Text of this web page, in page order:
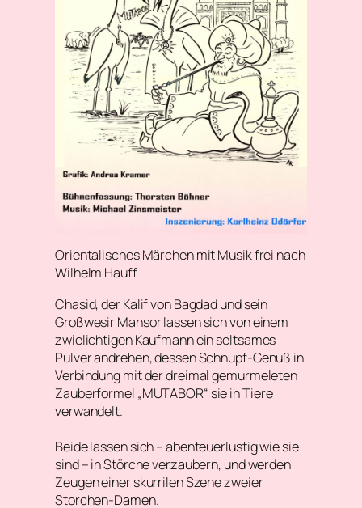
Orientalisches Märchen mit Musik frei nach
Wilhelm Hauff
Chasid, der Kalif von Bagdad und sein
Großwesir Mansor lassen sich von einem
zwielichtigen Kaufmann ein seltsames
Pulver andrehen, dessen Schnupf-Genuß in
Verbindung mit der dreimal gemurmeleten
Zauberformel „MUTABOR“ sie in Tiere
verwandelt.
Beide lassen sich – abenteuerlustig wie sie
sind – in Störche verzaubern, und werden
Zeugen einer skurrilen Szene zweier
Storchen-Damen.